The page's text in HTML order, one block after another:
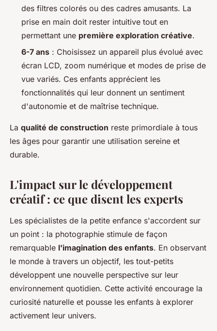
des filtres colorés ou des cadres amusants. La
prise en main doit rester intuitive tout en
permettant une première exploration créative.
6-7 ans : Choisissez un appareil plus évolué avec
écran LCD, zoom numérique et modes de prise de
vue variés. Ces enfants apprécient les
fonctionnalités qui leur donnent un sentiment
d'autonomie et de maîtrise technique.
La qualité de construction reste primordiale à tous
les âges pour garantir une utilisation sereine et
durable.
L'impact sur le développement
créatif : ce que disent les experts
Les spécialistes de la petite enfance s'accordent sur
un point : la photographie stimule de façon
remarquable l'imagination des enfants. En observant
le monde à travers un objectif, les tout-petits
développent une nouvelle perspective sur leur
environnement quotidien. Cette activité encourage la
curiosité naturelle et pousse les enfants à explorer
activement leur univers.